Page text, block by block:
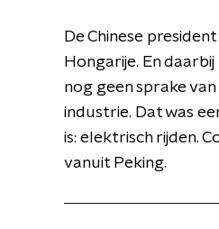
De Chinese
Hongarije. En
nog geen sprake
industrie. Dat was
is: elektrisch rijden.
vanuit Peking.